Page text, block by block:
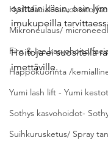
Hydrafacial kasvohoito/
Mikroneulaus/
Fire & Ice kasvohoito/
Happokuorinta /
Yumi lash lift - Yumi
Sothys kasvohoidot-
Suihkurusketus/ Spray tan
osittain käsin, osin
imukupeilla
Hoitoja ei suositella
imettäville.